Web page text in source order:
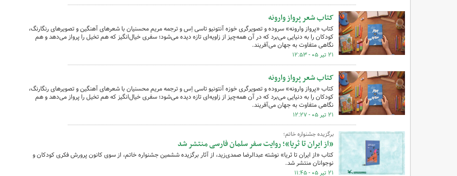
کتاب شعر پرواز وارونه
کتاب «پرواز وارونه» سروده و تصویرگری خوزه آنتونیو تاسی اِس و ترجمه مریم محسنیان با شعرهای آهنگین و تصویرهای رنگارنگ،
کودکان را به دنیایی می‌برد که در آن همه‌چیز از زاویه‌ای تازه دیده می‌شود؛ سفری خیال‌انگیز که هم تخیل را پرواز می‌دهد و هم
نگاهی متفاوت به جهان می‌آفریند.
۲۱ تیر ۰۵ - ۱۲:۵۳
کتاب شعر پرواز وارونه
کتاب «پرواز وارونه» سروده و تصویرگری خوزه آنتونیو تاسی اِس و ترجمه مریم محسنیان با شعرهای آهنگین و تصویرهای رنگارنگ،
کودکان را به دنیایی می‌برد که در آن همه‌چیز از زاویه‌ای تازه دیده می‌شود؛ سفری خیال‌انگیز که هم تخیل را پرواز می‌دهد و هم
نگاهی متفاوت به جهان می‌آفریند.
۲۱ تیر ۰۵ - ۱۲:۲۷
برگزیده جشنواره خاتم؛
«از ایران تا ثریا»؛ روایت سفر سلمان فارسی منتشر شد
کتاب «از ایران تا ثریا» نوشته عبدالرضا صمدی‌زید، از آثار برگزیده ششمین جشنواره خاتم، از سوی کانون پرورش فکری کودکان و
نوجوانان منتشر شد.
۲۱ تیر ۰۵ - ۱۱:۴۵